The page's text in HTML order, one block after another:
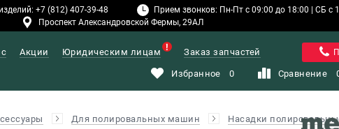
+7 (812) 407-39-48 Прием звонков: Пн-Пт с 09:00 до 18:00 | СБ с
Проспект Александровской Фермы, 29АЛ
Акции Юридическим лицам Заказ запчастей
Избранное 0 Сравнение
Для полировальных машин Насадки